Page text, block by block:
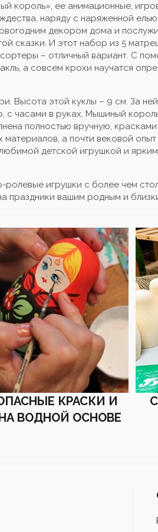
король», ее анимационные,
наряду с наряженной
декором дома и
сказки. И этот набор из 5
– отличный вариант. С
а совсем крохи научатся
Высота этой куклы – 9 см. За
с часами в руках, Мышиный
полностью вручную,
а почти вековой
детской игрушкой и
игрушки с более чем
праздники вашим родным и
КРАСКИ И
ВОДНОЙ ОСНОВЕ